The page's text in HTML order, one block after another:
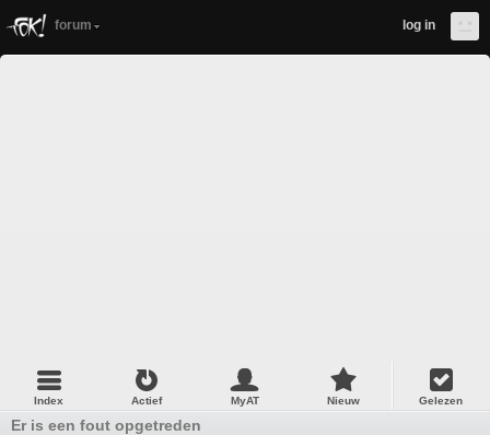
forum log in
Index Actief MyAT Nieuw Gelezen
Er is een fout opgetreden